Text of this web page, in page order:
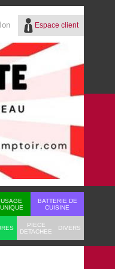
Espace client
USAGE
UNIQUE
BATTERIE DE
CUISINE
PIECE
DETACHEE
DIVERS